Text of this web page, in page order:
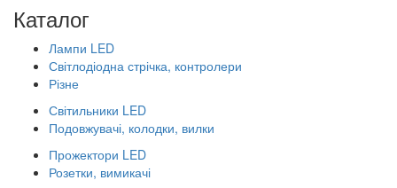
Каталог
Лампи LED
Світлодіодна стрічка, контролери
Різне
Світильники LED
Подовжувачі, колодки, вилки
Прожектори LED
Розетки, вимикачі